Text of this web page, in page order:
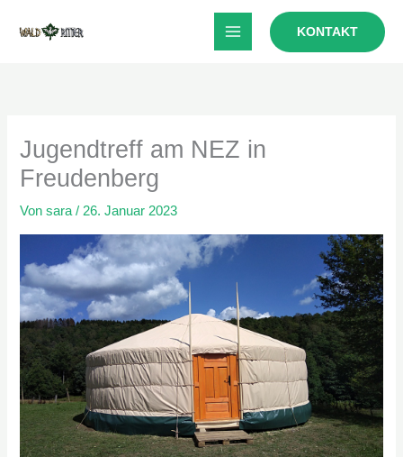
Inhalt
KONTAKT
Jugendtreff am NEZ in
Freudenberg
Vonsara/26. Januar 2023